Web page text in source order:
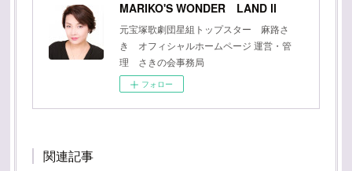
MARIKO'S WONDER LAND Ⅱ
元宝塚歌劇団星組トップスター 麻路さ
き オフィシャルホームページ 運営・管
理 さきの会事務局
フォロー
関連記事